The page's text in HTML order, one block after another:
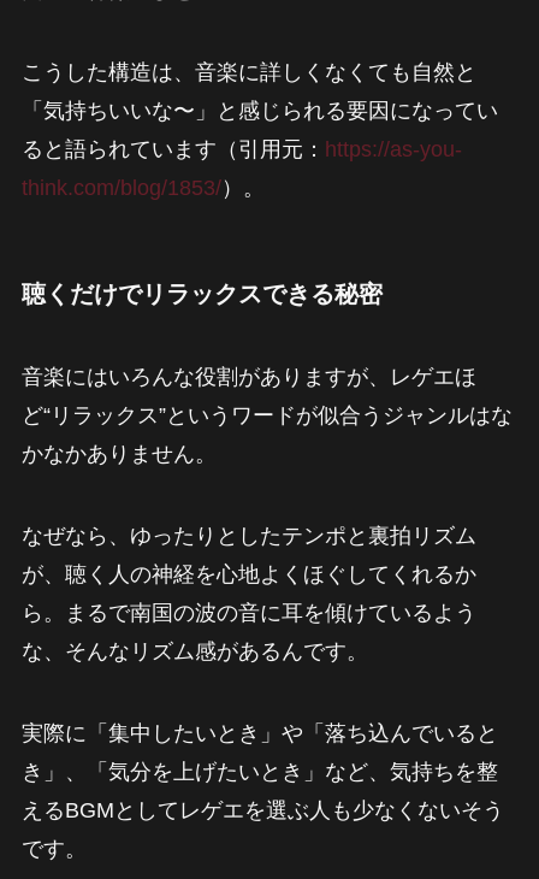
こうした構造は、音楽に詳しくなくても自然と
「気持ちいいな〜」と感じられる要因になってい
ると語られています（引用元： https://as-you-
think.com/blog/1853/）。
聴くだけでリラックスできる秘密
音楽にはいろんな役割がありますが、レゲエほ
ど“リラックス”というワードが似合うジャンルはな
かなかありません。
なぜなら、ゆったりとしたテンポと裏拍リズム
が、聴く人の神経を心地よくほぐしてくれるか
ら。まるで南国の波の音に耳を傾けているよう
な、そんなリズム感があるんです。
実際に「集中したいとき」や「落ち込んでいると
き」、「気分を上げたいとき」など、気持ちを整
えるBGMとしてレゲエを選ぶ人も少なくないそう
です。